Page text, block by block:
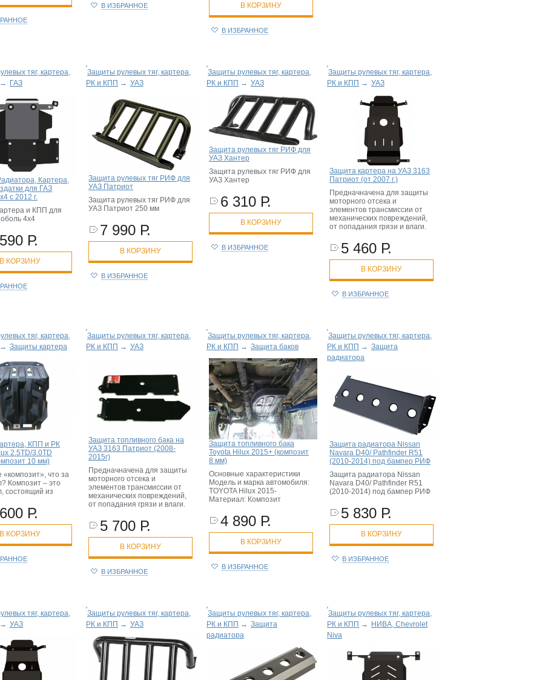
В ИЗБРАННОЕ В КОРЗИНУ
В ИЗБРАННОЕ
тяг, картера,
→ ГАЗ
Картера,
для ГАЗ
с 2012 г.
и КПП для
4х4
Р.
В КОРЗИНУ
Защиты рулевых тяг, картера,
РК и КПП → УАЗ
Защита рулевых тяг РИФ для
УАЗ Патриот
Защита рулевых тяг РИФ для
УАЗ Патриот 250 мм
7 990 Р.
В КОРЗИНУ
В ИЗБРАННОЕ
Защиты рулевых тяг, картера,
РК и КПП → УАЗ
Защита рулевых тяг РИФ для
УАЗ Хантер
Защита рулевых тяг РИФ для
УАЗ Хантер
6 310 Р.
В КОРЗИНУ
В ИЗБРАННОЕ
Защиты рулевых тяг, картера,
РК и КПП → УАЗ
Защита картера на УАЗ 3163
Патриот (от 2007 г.)
Предначначена для защиты
моторного отсека и
элементов трансмиссии от
механических повреждений,
от попадания грязи и влаги.
5 460 Р.
В КОРЗИНУ
В ИЗБРАННОЕ
тяг, картера,
→ Защиты картера
КПП и РК
2.5TD/3.0TD
10 мм)
«композит», что за
Композит – это
состоящий из
Р.
В КОРЗИНУ
Защиты рулевых тяг, картера,
РК и КПП → УАЗ
Защита топливного бака на
УАЗ 3163 Патриот (2008-
2015г)
Предначначена для защиты
моторного отсека и
элементов трансмиссии от
механических повреждений,
от попадания грязи и влаги.
5 700 Р.
В КОРЗИНУ
В ИЗБРАННОЕ
Защиты рулевых тяг, картера,
РК и КПП → Защита баков
Защита топливного бака
Toyota Hilux 2015+ (композит
8 мм)
Основные характеристики
Модель и марка автомобиля:
TOYOTA Hilux 2015-
Материал: Композит
4 890 Р.
В КОРЗИНУ
В ИЗБРАННОЕ
Защиты рулевых тяг, картера,
РК и КПП → Защита
радиатора
Защита радиатора Nissan
Navara D40/ Pathfinder R51
(2010-2014) под бампер РИФ
Защита радиатора Nissan
Navara D40/ Pathfinder R51
(2010-2014) под бампер РИФ
5 830 Р.
В КОРЗИНУ
В ИЗБРАННОЕ
тяг, картера,
→ УАЗ
Защиты рулевых тяг, картера,
РК и КПП → УАЗ
Защиты рулевых тяг, картера,
РК и КПП → Защита
радиатора
Защиты рулевых тяг, картера,
РК и КПП →
НИВА, Chevrolet
Niva